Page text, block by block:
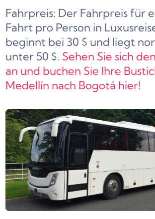
Fahrpreis: Der Fahrpreis für
Fahrt pro Person in
beginnt bei 30 $ und liegt
unter 50 $. Sehen Sie sich
an und buchen Sie Ihre
Medellín nach Bogotá hier!